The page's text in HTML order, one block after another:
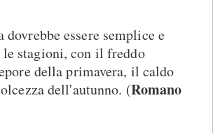
essere semplice e
le stagioni, con il freddo
della primavera, il caldo
dell'autunno. (Romano